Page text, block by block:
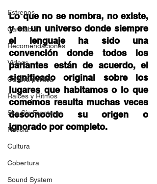
Estrenos
Cannabis
Recomendaciones
Videos
Cultura política
Raíces y Ritmos
Ska Sin Fronteras
Noticia
Cultura
Cobertura
Sound System
Lo que no se nombra, no existe,
y en un universo donde siempre
el lenguaje ha sido una
convención donde todos los
parlantes están de acuerdo, el
significado original sobre los
lugares que habitamos o lo que
comemos resulta muchas veces
desconocido su origen o
ignorado por completo.